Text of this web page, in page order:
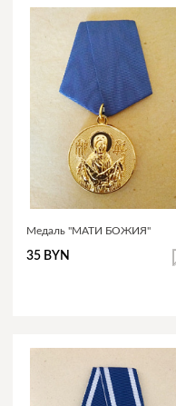
Медаль "МАТИ БОЖИЯ"
35 BYN